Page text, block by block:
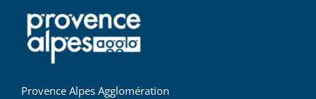
Provence Alpes Agglomération